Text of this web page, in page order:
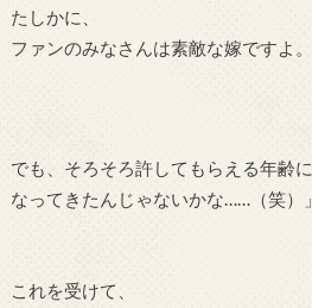
たしかに、
ファンのみなさんは素敵な嫁ですよ。
でも、そろそろ許してもらえる年齢に
なってきたんじゃないかな……（笑）」
これを受けて、